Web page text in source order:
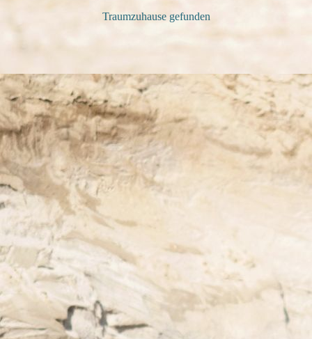
Traumzuhause gefunden